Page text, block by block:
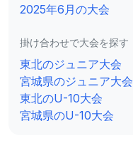
2025年6月の大会
掛け合わせで大会を探す
東北のジュニア大会
宮城県のジュニア大会
東北のU-10大会
宮城県のU-10大会